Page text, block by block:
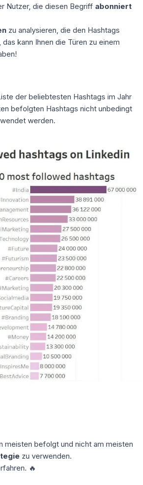
Nutzer, die diesen Begriff abonniert
zu analysieren, die den Hashtags
kann Ihnen die Türen zu einem
der beliebtesten Hashtags im Jahr
befolgten Hashtags nicht unbedingt
werden.
meisten befolgt und nicht am meisten
zu verwenden.
🔥